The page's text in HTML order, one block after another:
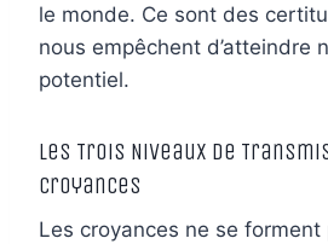
le monde. Ce sont des
nous empêchent d’atteindre
potentiel.
Les Trois Niveaux de
Croyances
Les croyances ne se